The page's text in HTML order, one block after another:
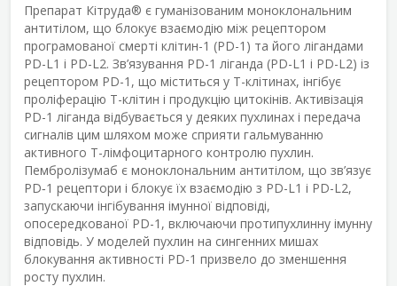
Препарат Кітруда® є гуманізованим моноклональним
антитілом, що блокує взаємодію між рецептором
програмованої смерті клітин-1 (PD-1) та його лігандами
PD-L1 і PD-L2. Зв’язування PD-1 ліганда (PD-L1 і PD-L2) із
рецептором PD-1, що міститься у T-клітинах, інгібує
проліферацію Т-клітин і продукцію цитокінів. Активізація
PD-1 ліганда відбувається у деяких пухлинах і передача
сигналів цим шляхом може сприяти гальмуванню
активного Т-лімфоцитарного контролю пухлин.
Пембролізумаб є моноклональним антитілом, що зв’язує
PD‑1 рецептори і блокує їх взаємодію з PD-L1 і PD-L2,
запускаючи інгібування імунної відповіді,
опосередкованої PD-1, включаючи протипухлинну імунну
відповідь. У моделей пухлин на сингенних мишах
блокування активності PD-1 призвело до зменшення
росту пухлин.